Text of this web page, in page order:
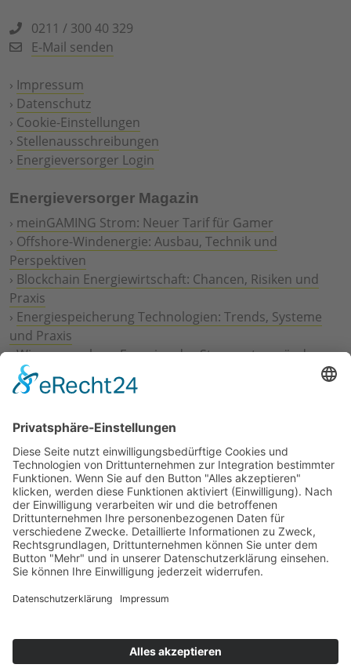
0211 / 300 40 329
E-Mail senden
› Impressum
› Datenschutz
› Cookie-Einstellungen
› Stellenausschreibungen
› Energieversorger Login
Energieversorger Magazin
› meinGAMING Strom: Neuer Tarif für Gamer
› Offshore-Windenergie: Ausbau, Technik und
Perspektiven
› Blockchain Energiewirtschaft: Chancen, Risiken und
Praxis
› Energiespeicherung Technologien: Trends, Systeme
und Praxis
›Wie erneuerbare Energien das Stromnetz verändern
Digitalisierung Energiewirtschaft: Effizienz, Netze und
Prozesse
Geschäftsmodelle
›Vorstandswechsel Westenergie: Böddeling übernimmt
befristet
›Wasserstoff-Hochlauf: Dialog, Infrastruktur und
konkrete Schritte
›Solaranlage Regenbogenfarben: FC St. Pauli und
LichtBlick installieren erste weltweite Anlage
Jetzt an der STUDIE360 teilnehmen
Wir möchten Transparenz mit einheitlichen Kriterien
kostenlose Teilnahme wichtig. Die Ergebnisse werden
umgehend nach Teilnahme und Auswertung auf